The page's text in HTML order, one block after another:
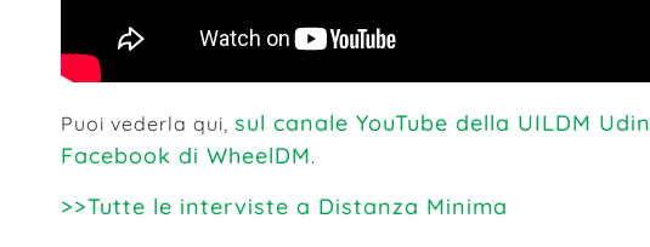
Puoi vederla qui, sul canale YouTube della UILDM
Facebook di WheelDM.
>>Tutte le interviste a Distanza Minima